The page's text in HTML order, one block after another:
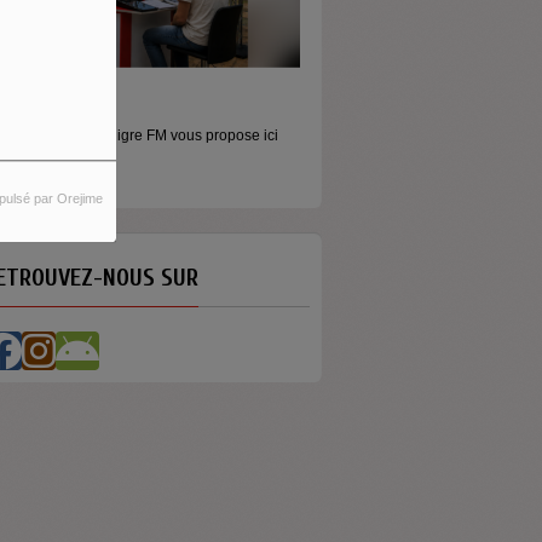
par Orejime
baladeurs Aligre FM vous propose ici
des...
NOUS SUR